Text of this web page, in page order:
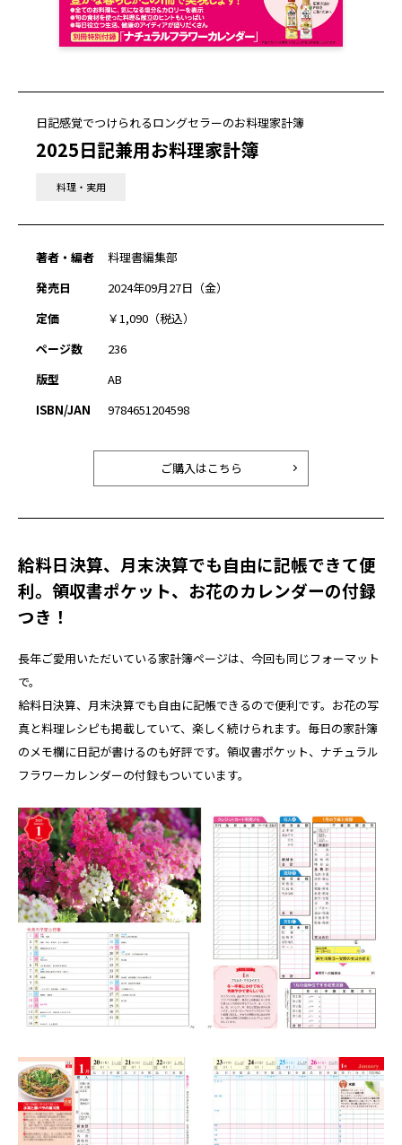
日記感覚でつけられるロングセラーのお料理家計簿
2025日記兼用お料理家計簿
料理・実用
著者・編者
料理書編集部
発売日
2024年09月27日（金）
定価
￥1,090（税込）
ページ数
236
版型
AB
ISBN/JAN
9784651204598
ご購入はこちら
給料日決算、月末決算でも自由に記帳できて便
利。領収書ポケット、お花のカレンダーの付録
つき！
長年ご愛用いただいている家計簿ページは、今回も同じフォーマット
で。
給料日決算、月末決算でも自由に記帳できるので便利です。お花の写
真と料理レシピも掲載していて、楽しく続けられます。毎日の家計簿
のメモ欄に日記が書けるのも好評です。領収書ポケット、ナチュラル
フラワーカレンダーの付録もついています。